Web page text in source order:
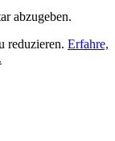
abzugeben.
reduzieren. Erfahre,